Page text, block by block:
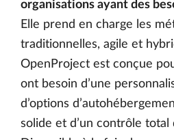
organisations ayant des
Elle prend en charge les
traditionnelles, agile et
OpenProject est conçue
ont besoin d’une
d’options
solide et d’un contrôle total